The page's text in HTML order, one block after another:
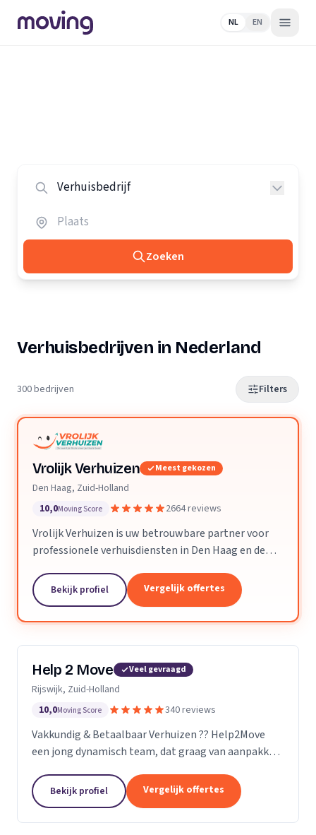
NL EN
Zoeken
Verhuisbedrijven in Nederland
300 bedrijven Filters
Vrolijk Verhuizen Meest gekozen
Den Haag, Zuid-Holland
10,0Moving Score 2664 reviews
Vrolijk Verhuizen is uw betrouwbare partner voor
professionele verhuisdiensten in Den Haag en de
ervaring en een toegewijd team zorgen wij ervoor
dat uw verhuizing soepel en zorgeloos verloopt.
Bekijk profiel Vergelijk offertes
Help 2 Move Veel gevraagd
Rijswijk, Zuid-Holland
10,0Moving Score 340 reviews
Vakkundig & Betaalbaar Verhuizen ?? Help2Move
een jong dynamisch team, dat graag van aanpakken
Vraag naar de mogelijkheden.
Bekijk profiel Vergelijk offertes